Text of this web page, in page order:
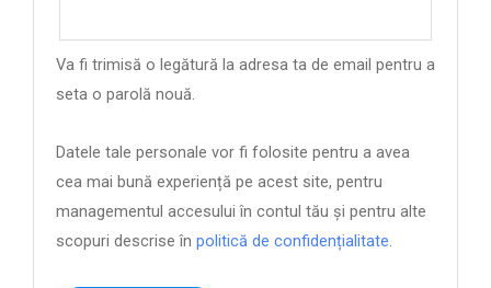
Va fi trimisă o legătură la adresa ta de email pentru a
seta o parolă nouă.
Datele tale personale vor fi folosite pentru a avea
cea mai bună experiență pe acest site, pentru
managementul accesului în contul tău și pentru alte
scopuri descrise în politică de confidențialitate.